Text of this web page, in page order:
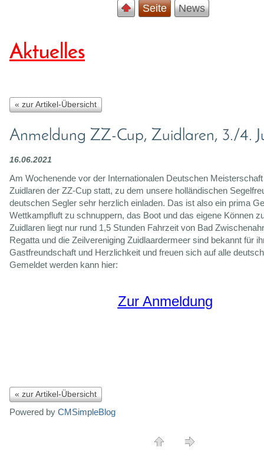
Seite News
Aktuelles
« zur Artikel-Übersicht
Anmeldung ZZ-Cup, Zuidlaren, 3./4.
16.06.2021
Am Wochenende vor der Internationalen Deutschen
Zuidlaren der ZZ-Cup statt, zu dem unsere holländischen
deutschen Segler sehr herzlich einladen. Das ist also ein prima
Wettkampfluft zu schnuppern, das Boot und das eigene Können
Zuidlaren liegt nur rund 1,5 Stunden Fahrzeit von Bad
Regatta und die Zeilvereniging Zuidlaardermeer sind bekannt für
Gastfreundschaft und Herzlichkeit und freuen sich auf alle
Gemeldet werden kann hier:
Zur Anmeldung
« zur Artikel-Übersicht
Powered by CMSimpleBlog